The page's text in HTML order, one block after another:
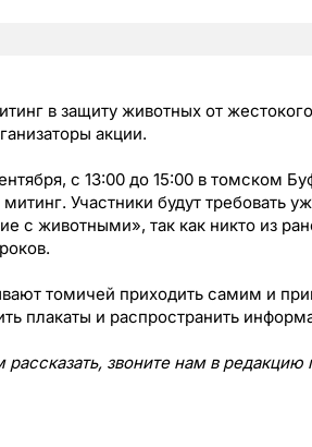
в защиту животных от
акции.
с 13:00 до 15:00 в томском
Участники будут требовать
с животными», так как никто из
томичей приходить самим и
плакаты и распространить
рассказать, звоните нам в